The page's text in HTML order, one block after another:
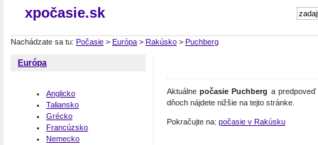
xpočasie.sk
Nachádzate sa tu: Počasie > Európa > Rakúsko > Puchberg
Európa
Anglicko
Taliansko
Grécko
Francúzsko
Nemecko
Aktuálnepočasie Puchberg a
dňoch nájdete nižšie na tejto stránke.
Pokračujte na: počasie v Rakúsku